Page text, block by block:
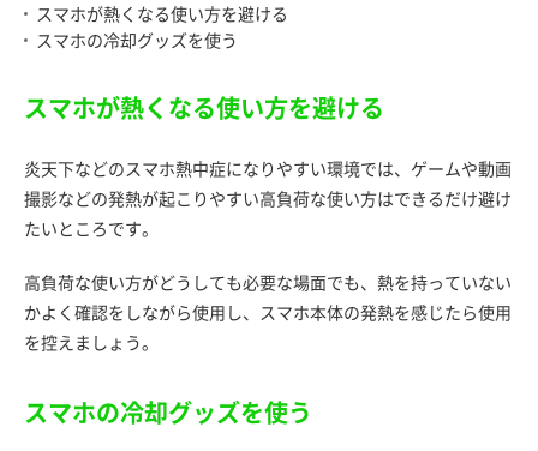
スマホが熱くなる使い方を避ける
スマホの冷却グッズを使う
スマホが熱くなる使い方を避ける
炎天下などのスマホ熱中症になりやすい環境では、ゲームや動画
撮影などの発熱が起こりやすい高負荷な使い方はできるだけ避け
たいところです。
高負荷な使い方がどうしても必要な場面でも、熱を持っていない
かよく確認をしながら使用し、スマホ本体の発熱を感じたら使用
を控えましょう。
スマホの冷却グッズを使う